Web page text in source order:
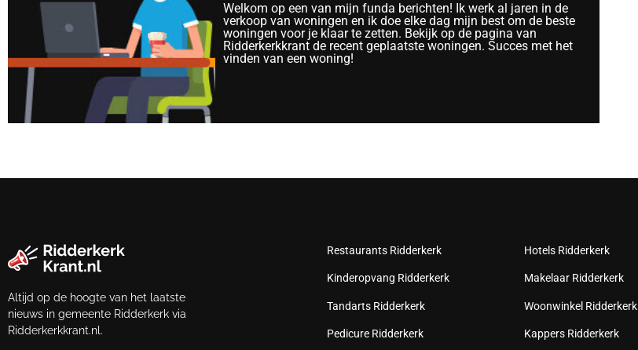
Welkom op een van mijn funda berichten! Ik werk al jaren in de
verkoop van woningen en ik doe elke dag mijn best om de beste
woningen voor je klaar te zetten. Bekijk op de pagina van
Ridderkerkkrant de recent geplaatste woningen. Succes met het
vinden van een woning!
Altijd op de hoogte van het laatste
nieuws in gemeente Ridderkerk via
Ridderkerkkrant.nl.
Restaurants Ridderkerk
Kinderopvang Ridderkerk
Tandarts Ridderkerk
Pedicure Ridderkerk
Hotels Ridderkerk
Makelaar Ridderkerk
Woonwinkel Ridderkerk
Kappers Ridderkerk